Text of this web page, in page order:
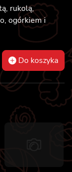
rukolą,
ogórkiem i
Do koszyka